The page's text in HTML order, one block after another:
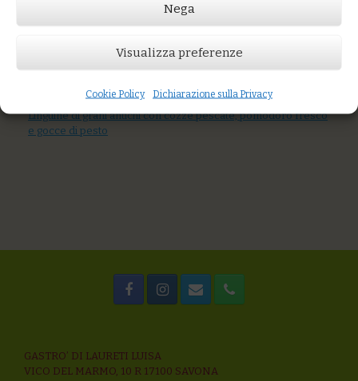
Nega
Visualizza preferenze
Cookie Policy Dichiarazione sulla Privacy
AGGIUNGI AL CARRELLO
You might also like
Tagliatelle al sugo di pescatrice e pesto
Linguine di grani antichi con cozze pescate, pomodoro fresco
e gocce di pesto
GASTRO’ DI LAURETI LUISA
VICO DEL MARMO, 10 R 17100 SAVONA